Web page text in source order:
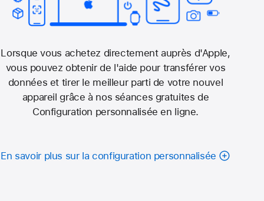
Lorsque vous achetez directement auprès d'Apple,
vous pouvez obtenir de l'aide pour transférer vos
données et tirer le meilleur parti de votre nouvel
appareil grâce à nos séances gratuites de
Configuration personnalisée en ligne.
En savoir plus sur la configuration personnalisée